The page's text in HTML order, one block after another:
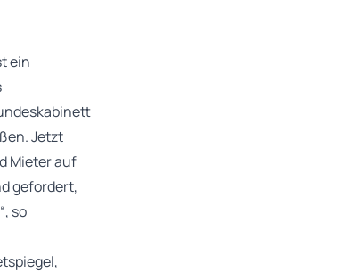
ein
Jetzt
Mieter auf
gefordert,
so